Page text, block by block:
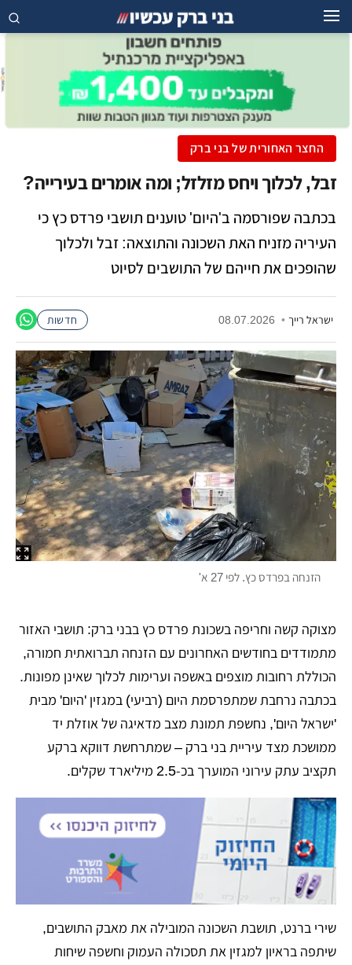
החצר האחורית של בני ברק
זבל, לכלוך ויחס מזלזל; ומה אומרים בעירייה?
בכתבה שפורסמה ב'היום' טוענים תושבי פרדס כץ כי
העיריה מזניח האת השכונה והתוצאה: זבל ולכלוך
שהופכים את חייהם של התושבים לסיוט
ישראל רייך •
08.07.2026 חדשות
הזנחה בפרדס כץ. לפי 27 א'
מצוקה קשה וחריפה בשכונת פרדס כץ בבני ברק: תושבי האזור
מתמודדים בחודשים האחרונים עם הזנחה תברואתית חמורה,
הכוללת רחובות מוצפים באשפה וערימות לכלוך שאינן מפונות.
בכתבה נרחבת שמתפרסמת היום (רביעי) במגזין 'היום' מבית
'ישראל היום', נחשפת תמונת מצב מדאיגה של אוזלת יד
ממושכת מצד עיריית בני ברק – שמתרחשת דווקא ברקע
תקציב עתק עירוני המוערך בכ-2.5 מיליארד שקלים.
שירי ברנט, תושבת השכונה המובילה את מאבק התושבים,
שיתפה בראיון למגזין את תסכולה העמוק וחשפה שיחות